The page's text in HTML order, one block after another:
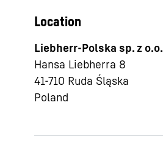
Location
Liebherr-Polska sp. z o.o.
Hansa Liebherra 8
41-710 Ruda Śląska
Poland